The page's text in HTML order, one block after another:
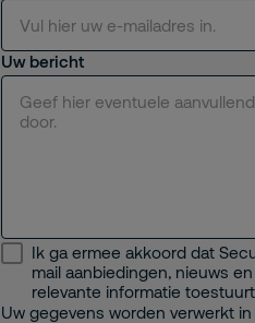
Uw bericht
Ik ga ermee akkoord dat
mail aanbiedingen, nieuws
relevante informatie
Uw gegevens worden verwerkt in